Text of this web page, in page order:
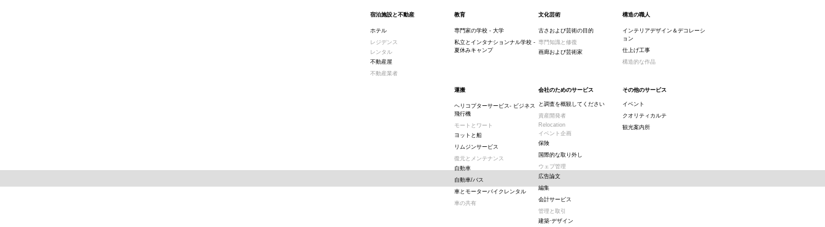
宿泊施設と不動産
ホテル
レジデンス
レンタル
不動産屋
不動産業者
教育
専門家の学校 - 大学
私立とインタナションナル学校 -
夏休みキャンプ
文化芸術
古さおよび芸術の目的
専門知識と修復
画廊および芸術家
構造の職人
インテリアデザイン＆デコレーシ
ョン
仕上げ工事
構造的な作品
運搬
ヘリコプターサービス- ビジネス
飛行機
モートとワート
ヨットと船
リムジンサービス
復元とメンテナンス
自動車
自動車/バス
車とモーターバイクレンタル
車の共有
会社のためのサービス
と調査を概観してください
資産開発者
Relocation
イベント企画
保険
国際的な取り外し
ウェブ管理
広告論文
編集
会計サービス
管理と取引
建築·デザイン
その他のサービス
イベント
クオリティカルテ
観光案内所